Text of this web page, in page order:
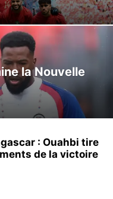
la Nouvelle
: Ouahbi tire
de la victoire